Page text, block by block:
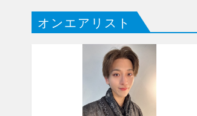
オンエアリスト